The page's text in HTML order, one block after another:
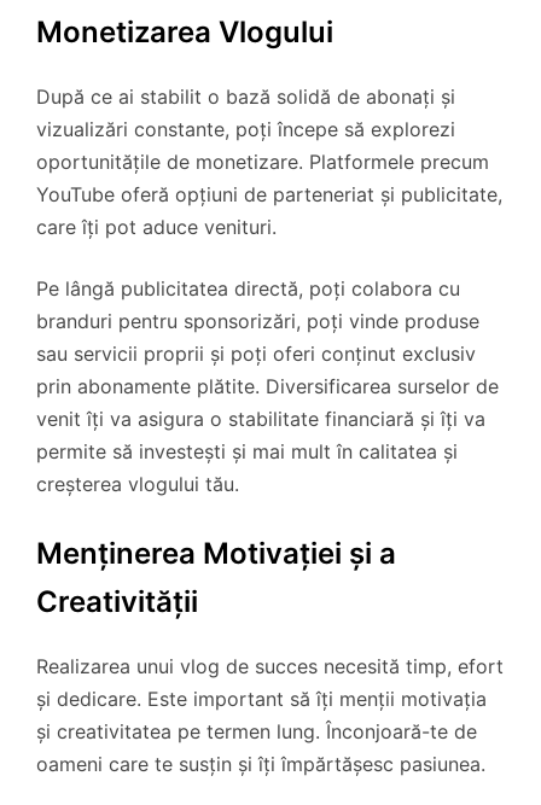
Monetizarea Vlogului
După ce ai stabilit o bază solidă de abonați și
vizualizări constante, poți începe să explorezi
oportunitățile de monetizare. Platformele precum
YouTube oferă opțiuni de parteneriat și publicitate,
care îți pot aduce venituri.
Pe lângă publicitatea directă, poți colabora cu
branduri pentru sponsorizări, poți vinde produse
sau servicii proprii și poți oferi conținut exclusiv
prin abonamente plătite. Diversificarea surselor de
venit îți va asigura o stabilitate financiară și îți va
permite să investești și mai mult în calitatea și
creșterea vlogului tău.
Menținerea Motivației și a
Creativității
Realizarea unui vlog de succes necesită timp, efort
și dedicare. Este important să îți menții motivația
și creativitatea pe termen lung. Înconjoară-te de
oameni care te susțin și îți împărtășesc pasiunea.